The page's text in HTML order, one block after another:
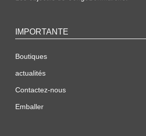
IMPORTANTE
Boutiques
actualités
Contactez-nous
Emballer